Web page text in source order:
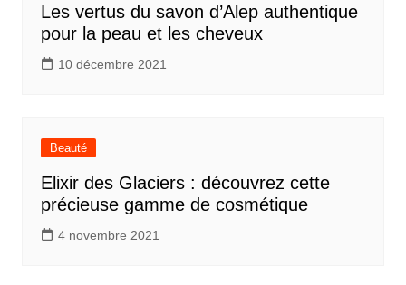
Les vertus du savon d’Alep authentique
pour la peau et les cheveux
10 décembre 2021
Beauté
Elixir des Glaciers : découvrez cette
précieuse gamme de cosmétique
4 novembre 2021